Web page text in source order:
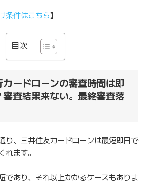
条件はこちら】
目次
ードローンの審査時間は即
審査結果来ない。最終審査落
り、三井住友カードローンは最短即日で
れます。
であり、それ以上かかるケースもありま